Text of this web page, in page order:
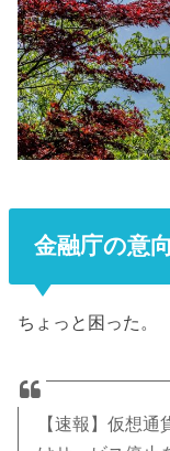
金融庁の意
ちょっと困った。
【速報】仮想